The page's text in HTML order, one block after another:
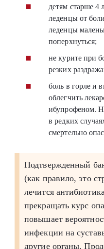
детям старше 4
леденцы от
леденцы
поперхнуться;
не курите при
резких
боль в горле и
облегчить
ибупрофеном.
в редких
смертельно
Подтвержденный
(как правило, это
лечится
прекращать курс
повышает
инфекции на
другие органы.